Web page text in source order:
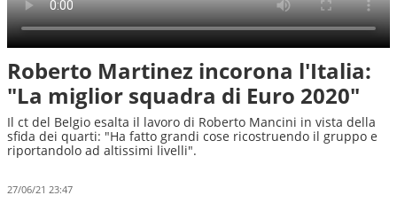
Roberto Martinez incorona l'Italia:
"La miglior squadra di Euro 2020"
Il ct del Belgio esalta il lavoro di Roberto Mancini in vista della
sfida dei quarti: "Ha fatto grandi cose ricostruendo il gruppo e
riportandolo ad altissimi livelli".
27/06/21 23:47